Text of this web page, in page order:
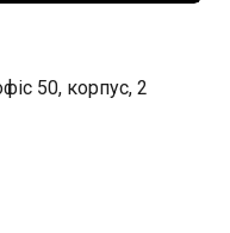
50, корпус, 2